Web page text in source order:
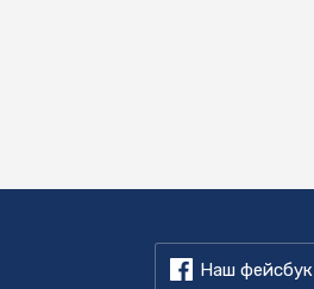
Наш фейсбук